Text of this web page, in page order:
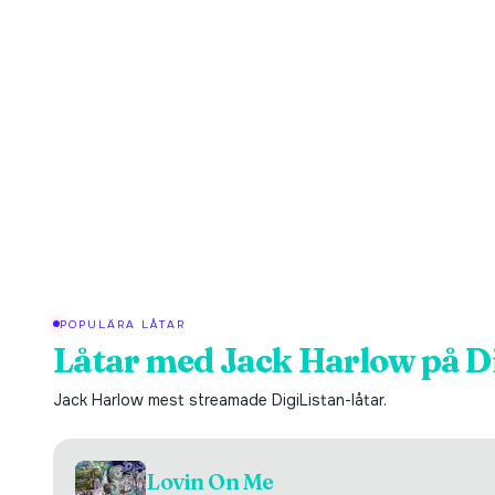
POPULÄRA LÅTAR
Låtar medJack Harlowpå
Jack Harlow mest streamade DigiListan-låtar.
Lovin On Me